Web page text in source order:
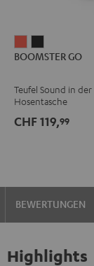
GO
Red
GO
Black
BOOMSTER GO
Teufel Sound in der
Hosentasche
CHF 119,99
BEWERTUNGEN
Highlights